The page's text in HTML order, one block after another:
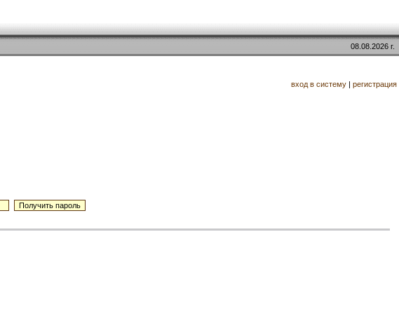
08.08.2026 г.
вход в систему | регистрация